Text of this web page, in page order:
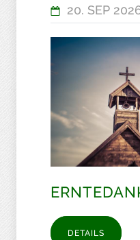
20. SEP
DETAILS